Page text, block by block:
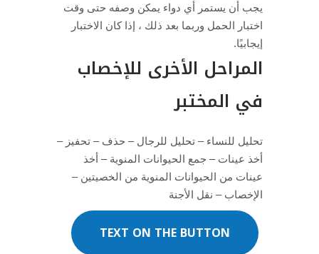
يجب أن يستمر أي دواء يمكن وصفه حتى وقت
اختبار الحمل وربما بعد ذلك ، إذا كان الاختبار
إيجابيًا.
المراحل الأخرى للإخصاب
في المختبر
تحليل للنساء – تحليل للرجال – حذف – تحفيز –
أخذ عينات – جمع الحيوانات المنوية – أخذ
عينات من الحيوانات المنوية من الخصيتين –
الإخصاب – نقل الأجنة
TEXT ON THE BUTTON